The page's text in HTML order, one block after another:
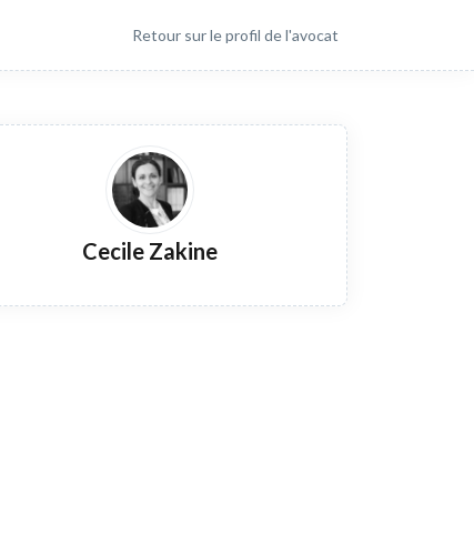
Retour sur le profil de l'avocat
Cecile Zakine